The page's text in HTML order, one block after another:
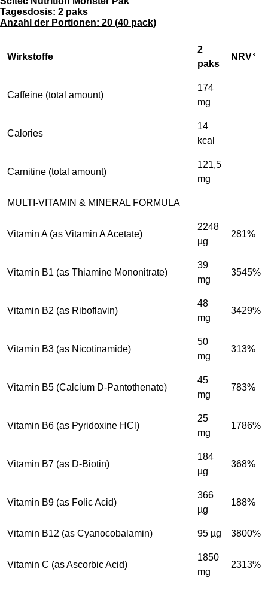
Tagesdosis: 2 paks
Anzahl der Portionen: 20 (40 pack)
Wirkstoffe
2
paks
NRV³
Caffeine (total amount)
174
mg
Calories
14
kcal
Carnitine (total amount)
121,5
mg
MULTI-VITAMIN & MINERAL FORMULA
Vitamin A (as Vitamin A Acetate)
2248
µg
281%
Vitamin B1 (as Thiamine Mononitrate)
39
mg
3545%
Vitamin B2 (as Riboflavin)
48
mg
3429%
Vitamin B3 (as Nicotinamide)
50
mg
313%
Vitamin B5 (Calcium D-Pantothenate)
45
mg
783%
Vitamin B6 (as Pyridoxine HCl)
25
mg
1786%
Vitamin B7 (as D-Biotin)
184
µg
368%
Vitamin B9 (as Folic Acid)
366
µg
188%
Vitamin B12 (as Cyanocobalamin) 95 µg 3800%
Vitamin C (as Ascorbic Acid)
1850
mg
2313%